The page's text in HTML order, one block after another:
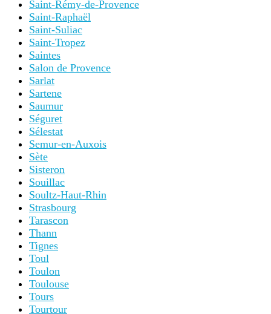
Saint-Rémy-de-Provence
Saint-Raphaël
Saint-Suliac
Saint-Tropez
Saintes
Salon de Provence
Sarlat
Sartene
Saumur
Séguret
Sélestat
Semur-en-Auxois
Sète
Sisteron
Souillac
Soultz-Haut-Rhin
Strasbourg
Tarascon
Thann
Tignes
Toul
Toulon
Toulouse
Tours
Tourtour